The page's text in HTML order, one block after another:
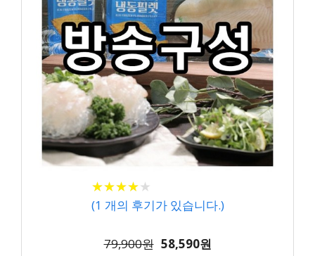
★★★★★
★★★★★
(1 개의 후기가 있습니다.)
79,900원 58,590원